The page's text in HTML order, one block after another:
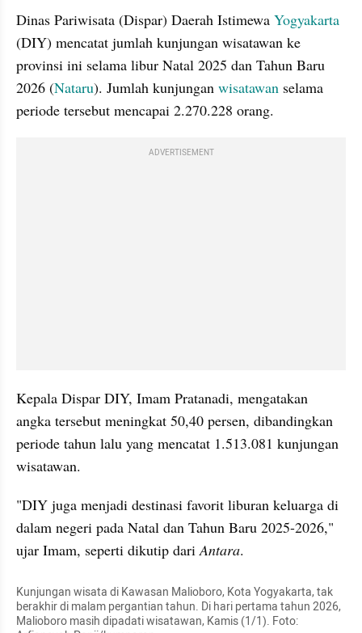
Dinas Pariwisata (Dispar) Daerah Istimewa Yogyakarta
(DIY) mencatat jumlah kunjungan wisatawan ke
provinsi ini selama libur Natal 2025 dan Tahun Baru
2026 (Nataru). Jumlah kunjungan wisatawan selama
periode tersebut mencapai 2.270.228 orang.
ADVERTISEMENT
Kepala Dispar DIY, Imam Pratanadi, mengatakan
angka tersebut meningkat 50,40 persen, dibandingkan
periode tahun lalu yang mencatat 1.513.081 kunjungan
wisatawan.
"DIY juga menjadi destinasi favorit liburan keluarga di
dalam negeri pada Natal dan Tahun Baru 2025-2026,"
ujar Imam, seperti dikutip dari Antara.
Kunjungan wisata di Kawasan Malioboro, Kota Yogyakarta, tak
berakhir di malam pergantian tahun. Di hari pertama tahun 2026,
Malioboro masih dipadati wisatawan, Kamis (1/1). Foto: